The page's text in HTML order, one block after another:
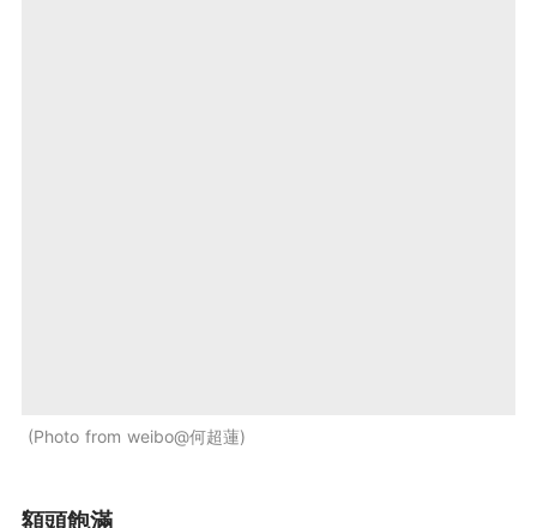
Photo from weibo@何超蓮
額頭飽滿